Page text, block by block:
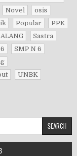
Novel
osis
Popular
PPK
Sastra
SMP N 6
UNBK